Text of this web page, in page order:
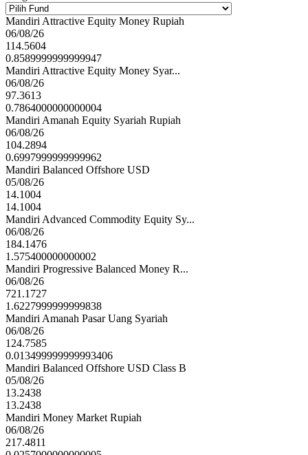
Mandiri Attractive Equity Money Rupiah
06/08/26
114.5604
0.8589999999999947
Mandiri Attractive Equity Money Syar...
06/08/26
97.3613
0.7864000000000004
Mandiri Amanah Equity Syariah Rupiah
06/08/26
104.2894
0.6997999999999962
Mandiri Balanced Offshore USD
05/08/26
14.1004
14.1004
Mandiri Advanced Commodity Equity Sy...
06/08/26
184.1476
1.575400000000002
Mandiri Progressive Balanced Money R...
06/08/26
721.1727
1.6227999999999838
Mandiri Amanah Pasar Uang Syariah
06/08/26
124.7585
0.013499999999993406
Mandiri Balanced Offshore USD Class B
05/08/26
13.2438
13.2438
Mandiri Money Market Rupiah
06/08/26
217.4811